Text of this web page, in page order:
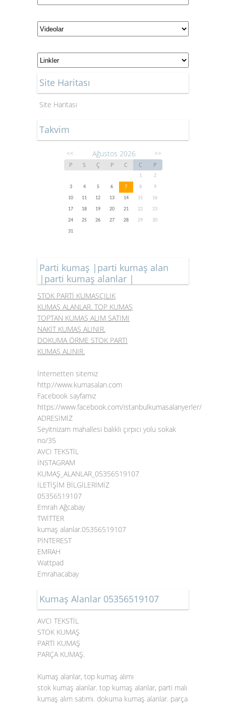
Site Haritası
Site Haritası
Takvim
<< Ağustos 2026 >>
P S Ç P C C P
1
2
3
4 5 6 7 8
9
10
11 12 13 14 15
16
17
18 19 20 21 22
23
24
25 26 27 28 29
30
31
Parti kumaş |parti kumaş alan
|parti kumaş alanlar |
STOK PARTİ KUMAŞÇILIK
KUMAŞ ALANLAR. TOP KUMAŞ
TOPTAN KUMAŞ ALIM SATIMI
NAKİT KUMAŞ ALINIR.
DOKUMA ÖRME STOK PARTİ
KUMAŞ ALINIR.
İnternetten sitemiz
http://www.kumasalan.com
Facebook sayfamız
https://www.facebook.com/istanbulkumasalanyerler/
ADRESİMİZ
Seyitnizam mahallesi balıklı çırpıcı yolu sokak
no/35
AVCI TEKSTİL
İNSTAGRAM
KUMAŞ_ALANLAR_05356519107
İLETİŞİM BİLGİLERİMİZ
05356519107
Emrah Ağcabay
TWİTTER
kumaş alanlar.05356519107
PİNTEREST
EMRAH
Wattpad
Emrahacabay
Kumaş Alanlar 05356519107
AVCI TEKSTİL
STOK KUMAŞ
PARTİ KUMAŞ
PARÇA KUMAŞ.
Kumaş alanlar, top kumaş alımı
stok kumaş alanlar. top kumaş alanlar, parti malı
kumaş alım satımı. dokuma kumaş alanlar. parça